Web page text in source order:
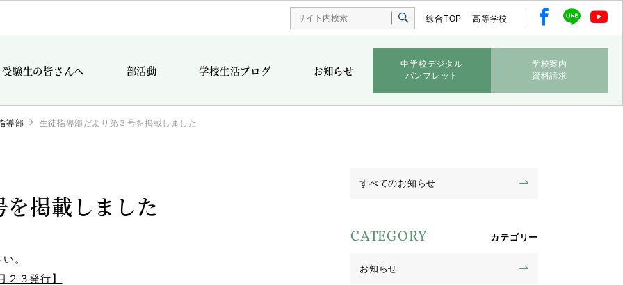
受験生の皆さんへ 部活動 学校生活ブログ お知らせ
中学校デジタル
パンフレット
学校案内
資料請求
総合TOP 高等学校
導部 生徒指導部だより第３号を掲載しました
掲載しました
。
３発行】
すべてのお知らせ
CATEGORY カテゴリー
お知らせ